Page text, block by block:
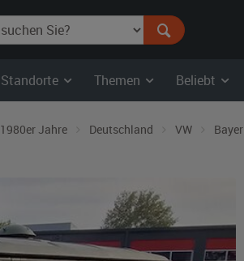
Standorte Themen Beliebt
1980er Jahre Deutschland VW